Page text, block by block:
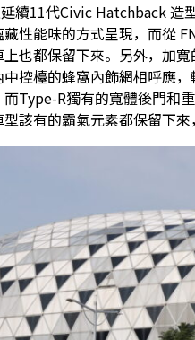
續11代Civic Hatchback 造
性能味的方式呈現，而從
也都保留下來。另外，加
控檯的蜂窩內飾網相呼應
Type-R獨有的寬體後門和
該有的霸氣元素都保留下來